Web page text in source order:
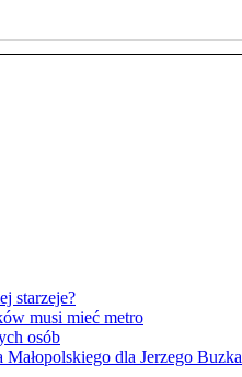
starzeje?
musi mieć metro
osób
dla Jerzego Buzka